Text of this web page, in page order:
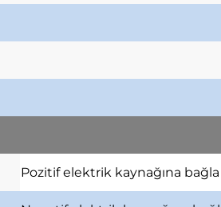
Pozitif elektrik kaynağına bağla